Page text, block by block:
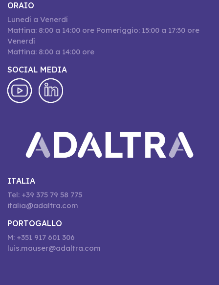
ORAIO
Lunedí a Venerdí
Mattina: 8:00 a 14:00 ore Pomeriggio: 15:00 a 17:30 ore
Venerdí
Mattina: 8:00 a 14:00 ore
SOCIAL MEDIA
ITALIA
Tel: +39 375 79 58 775
italia@adaltra.com
PORTOGALLO
M: +351 917 601 306
luis.mauser@adaltra.com